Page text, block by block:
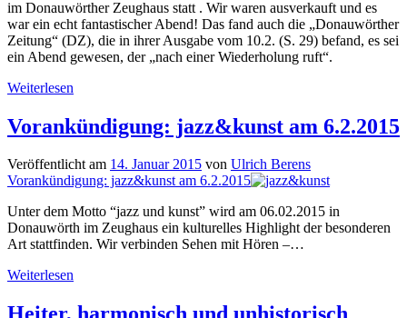
im Donauwörther Zeughaus statt . Wir waren ausverkauft und es
war ein echt fantastischer Abend! Das fand auch die „Donauwörther
Zeitung“ (DZ), die in ihrer Ausgabe vom 10.2. (S. 29) befand, es sei
ein Abend gewesen, der „nach einer Wiederholung ruft“.
Weiterlesen
Vorankündigung: jazz&kunst am 6.2.2015
Veröffentlicht am 14. Januar 2015 von Ulrich Berens
Vorankündigung: jazz&kunst am 6.2.2015
Unter dem Motto “jazz und kunst” wird am 06.02.2015 in
Donauwörth im Zeughaus ein kulturelles Highlight der besonderen
Art stattfinden. Wir verbinden Sehen mit Hören –…
Weiterlesen
am